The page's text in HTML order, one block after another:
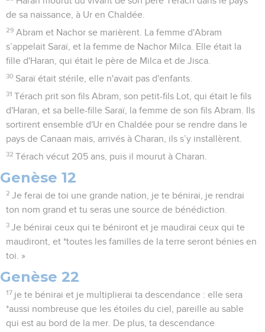
de sa naissance, à Ur en Chaldée.
29 Abram et Nachor se marièrent. La femme d'Abram
s’appelait Saraï, et la femme de Nachor Milca. Elle était la
fille d'Haran, qui était le père de Milca et de Jisca.
30 Saraï était stérile, elle n'avait pas d'enfants.
31 Térach prit son fils Abram, son petit-fils Lot, qui était le fils
d'Haran, et sa belle-fille Saraï, la femme de son fils Abram. Ils
sortirent ensemble d'Ur en Chaldée pour se rendre dans le
pays de Canaan mais, arrivés à Charan, ils s’y installèrent.
32 Térach vécut 205 ans, puis il mourut à Charan.
Genèse 12
2 Je ferai de toi une grande nation, je te bénirai, je rendrai
ton nom grand et tu seras une source de bénédiction.
3 Je bénirai ceux qui te béniront et je maudirai ceux qui te
maudiront, et *toutes les familles de la terre seront bénies en
toi. »
Genèse 22
17 je te bénirai et je multiplierai ta descendance : elle sera
*aussi nombreuse que les étoiles du ciel, pareille au sable
qui est au bord de la mer. De plus, ta descendance